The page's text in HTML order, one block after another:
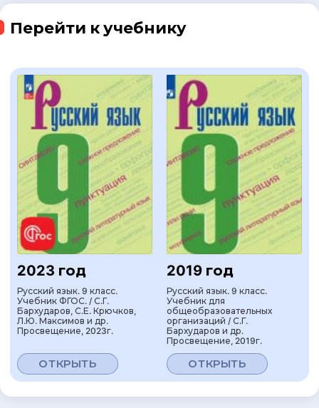
Перейти к учебнику
2023 год
Русский язык. 9 класс.
Учебник ФГОС. / С.Г.
Бархударов, С.Е. Крючков,
Л.Ю. Максимов и др.
Просвещение, 2023г.
ОТКРЫТЬ
2019 год
Русский язык. 9 класс.
Учебник для
общеобразовательных
организаций / С.Г.
Бархударов и др.
Просвещение, 2019г.
ОТКРЫТЬ